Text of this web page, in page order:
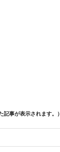
事が表示されます。）